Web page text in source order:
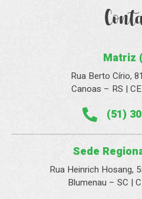
Matriz
Rua Berto Círio,
Canoas – RS |
(51)
Sede
Rua Heinrich Hosang,
Blumenau – SC |